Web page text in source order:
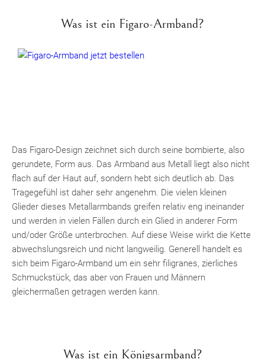
Was ist ein Figaro-Armband?
Das Figaro-Design zeichnet sich durch seine bombierte, also
gerundete, Form aus. Das Armband aus Metall liegt also nicht
flach auf der Haut auf, sondern hebt sich deutlich ab. Das
Tragegefühl ist daher sehr angenehm. Die vielen kleinen
Glieder dieses Metallarmbands greifen relativ eng ineinander
und werden in vielen Fällen durch ein Glied in anderer Form
und/oder Größe unterbrochen. Auf diese Weise wirkt die Kette
abwechslungsreich und nicht langweilig. Generell handelt es
sich beim Figaro-Armband um ein sehr filigranes, zierliches
Schmuckstück, das aber von Frauen und Männern
gleichermaßen getragen werden kann.
Was ist ein Königsarmband?